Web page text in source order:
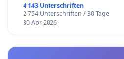
4 143 Unterschriften
2 754 Unterschriften / 30 Tage
30 Apr 2026